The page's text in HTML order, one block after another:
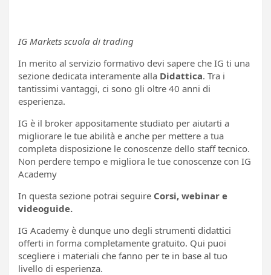
IG Markets scuola di trading
In merito al servizio formativo devi sapere che IG ti una
sezione dedicata interamente alla Didattica. Tra i
tantissimi vantaggi, ci sono gli oltre 40 anni di
esperienza.
IG è il broker appositamente studiato per aiutarti a
migliorare le tue abilità e anche per mettere a tua
completa disposizione le conoscenze dello staff tecnico.
Non perdere tempo e migliora le tue conoscenze con IG
Academy
In questa sezione potrai seguire Corsi, webinar e
videoguide.
IG Academy è dunque uno degli strumenti didattici
offerti in forma completamente gratuito. Qui puoi
scegliere i materiali che fanno per te in base al tuo
livello di esperienza.